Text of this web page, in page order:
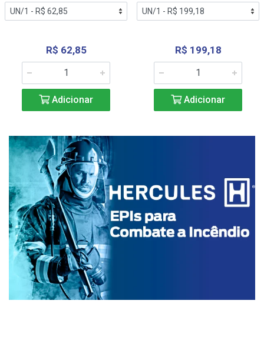
R$ 62,85
Adicionar
R$ 199,18
Adicionar